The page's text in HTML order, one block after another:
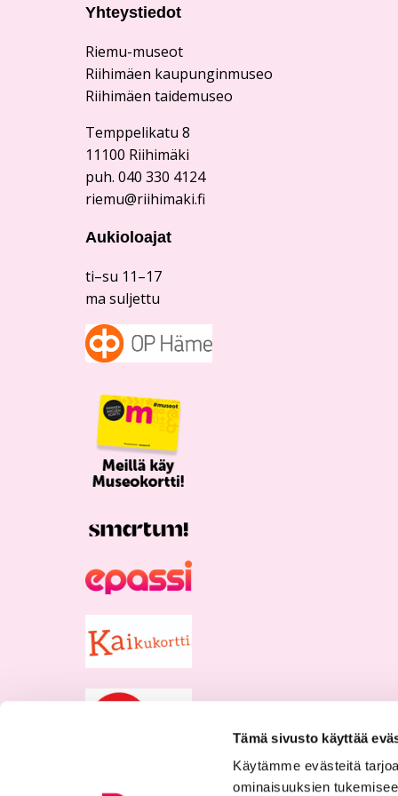
Tämä sivusto käyttää
Käytämme evästeitä
ominaisuuksien
Yhteystiedot
Riemu-museot
Riihimäen kaupunginmuseo
Riihimäen taidemuseo
Temppelikatu 8
11100 Riihimäki
puh. 040 330 4124
riemu@riihimaki.fi
Aukioloajat
ti–su 11–17
ma suljettu